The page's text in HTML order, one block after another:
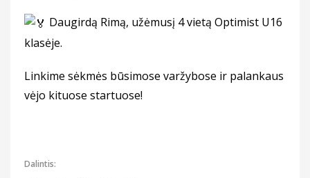
Daugirdą Rimą, užėmusį 4 vietą Optimist U16
klasėje.
Linkime sėkmės būsimose varžybose ir palankaus
vėjo kituose startuose!